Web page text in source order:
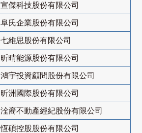
宣傑科技股份有限公司
阜氏企業股份有限公司
七維思股份有限公司
昕晴能源股份有限公司
鴻宇投資顧問股份有限公司
昕洲國際股份有限公司
洤裔不動產經紀股份有限公司
恆碩控股股份有限公司